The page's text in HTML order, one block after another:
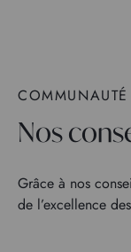
COMMUNAUTÉ
Nos
Grâce à nos
de l’excellence